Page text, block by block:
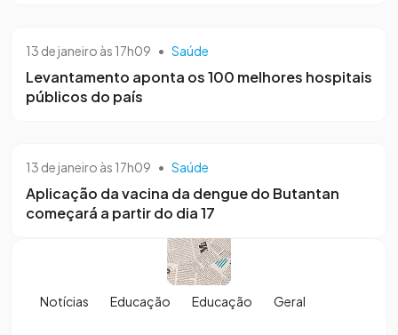
13 de janeiro às 17h09 • Saúde
Levantamento aponta os 100 melhores hospitais
públicos do país
13 de janeiro às 17h09 • Saúde
Aplicação da vacina da dengue do Butantan
começará a partir do dia 17
Notícias Educação Educação Geral